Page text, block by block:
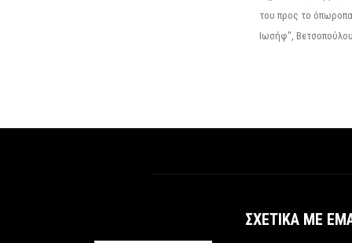
του προς το
Ιωσήφ",
ΣΧΕΤΙΚΆ ΜΕ